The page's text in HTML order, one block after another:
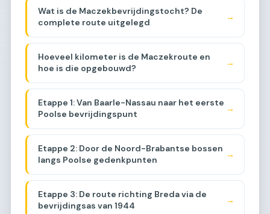
Wat is de Maczekbevrijdingstocht? De
complete route uitgelegd
→
Hoeveel kilometer is de Maczekroute en
hoe is die opgebouwd?
→
Etappe 1: Van Baarle-Nassau naar het eerste
Poolse bevrijdingspunt
→
Etappe 2: Door de Noord-Brabantse bossen
langs Poolse gedenkpunten
→
Etappe 3: De route richting Breda via de
bevrijdingsas van 1944
→